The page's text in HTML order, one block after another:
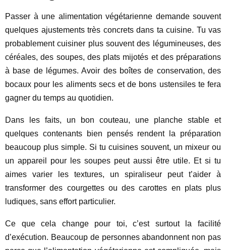
Passer à une alimentation végétarienne demande souvent
quelques ajustements très concrets dans ta cuisine. Tu vas
probablement cuisiner plus souvent des légumineuses, des
céréales, des soupes, des plats mijotés et des préparations
à base de légumes. Avoir des boîtes de conservation, des
bocaux pour les aliments secs et de bons ustensiles te fera
gagner du temps au quotidien.
Dans les faits, un bon couteau, une planche stable et
quelques contenants bien pensés rendent la préparation
beaucoup plus simple. Si tu cuisines souvent, un mixeur ou
un appareil pour les soupes peut aussi être utile. Et si tu
aimes varier les textures, un spiraliseur peut t’aider à
transformer des courgettes ou des carottes en plats plus
ludiques, sans effort particulier.
Ce que cela change pour toi, c’est surtout la facilité
d’exécution. Beaucoup de personnes abandonnent non pas